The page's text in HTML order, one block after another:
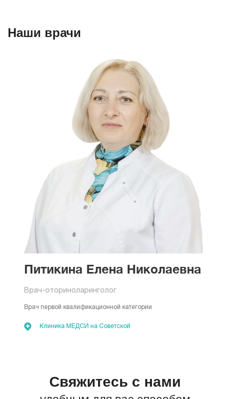
Наши врачи
Питикина Елена Николаевна
Врач-оториноларинголог
Врач первой квалификационной категории
Клиника МЕДСИ на Советской
Свяжитесь с нами